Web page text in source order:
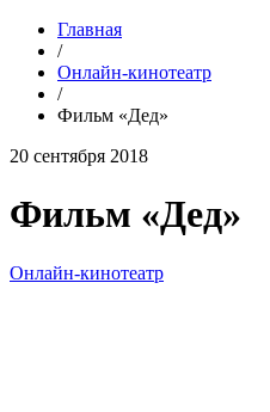
Главная
/
Онлайн-кинотеатр
/
Фильм «Дед»
20 сентября 2018
Фильм «Дед»
Онлайн-кинотеатр